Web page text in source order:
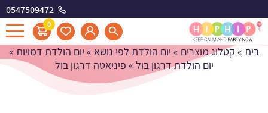
0547509472
0
פיניאטה דרגון בול
בית » קטלוג מוצרים » יום הולדת לפי נושא » יום הולדת דמויות »
יום הולדת דרגון בול » פיניאטה דרגון בול